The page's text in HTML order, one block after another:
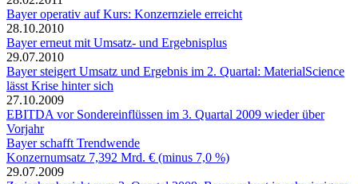
Bayer operativ auf Kurs: Konzernziele erreicht
28.10.2010
Bayer erneut mit Umsatz- und Ergebnisplus
29.07.2010
Bayer steigert Umsatz und Ergebnis im 2. Quartal: MaterialScience
lässt Krise hinter sich
27.10.2009
EBITDA vor Sondereinflüssen im 3. Quartal 2009 wieder über
Vorjahr
Bayer schafft Trendwende
Konzernumsatz 7,392 Mrd. € (minus 7,0 %)
29.07.2009